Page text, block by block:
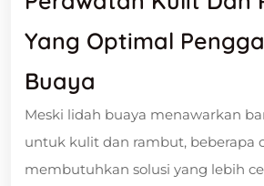
Yang Optimal
Buaya
Meski lidah buaya menawarkan
untuk kulit dan rambut, beberapa
membutuhkan solusi yang lebih